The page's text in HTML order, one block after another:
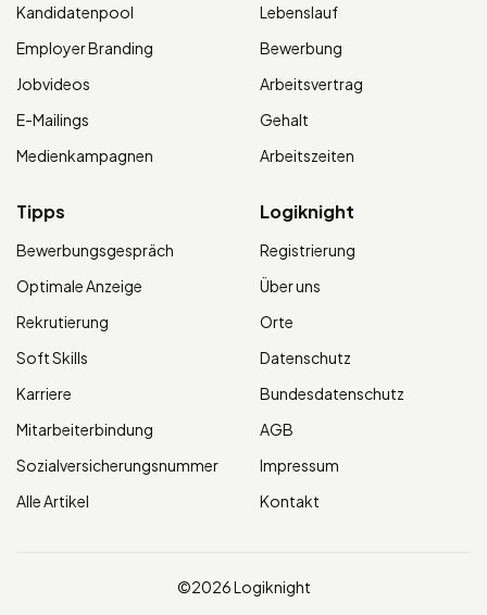
Kandidatenpool
Employer Branding
Jobvideos
E-Mailings
Medienkampagnen
Lebenslauf
Bewerbung
Arbeitsvertrag
Gehalt
Arbeitszeiten
Tipps
Bewerbungsgespräch
Optimale Anzeige
Rekrutierung
Soft Skills
Karriere
Mitarbeiterbindung
Sozialversicherungsnummer
Alle Artikel
Logiknight
Registrierung
Über uns
Orte
Datenschutz
Bundesdatenschutz
AGB
Impressum
Kontakt
©2026 Logiknight